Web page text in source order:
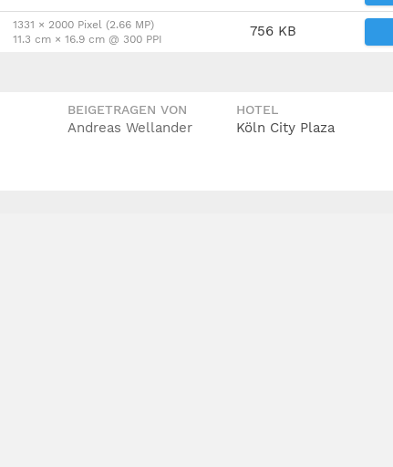
1331 × 2000 Pixel (2.66 MP)
11.3 cm × 16.9 cm @ 300 PPI
756 KB
BEIGETRAGEN VON
Andreas Wellander
HOTEL
Köln City Plaza